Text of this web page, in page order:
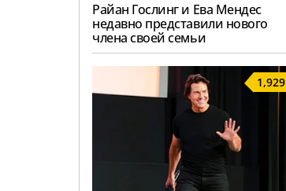
Райан Гослинг и Ева Мендес
недавно представили нового
члена своей семьи
1,929